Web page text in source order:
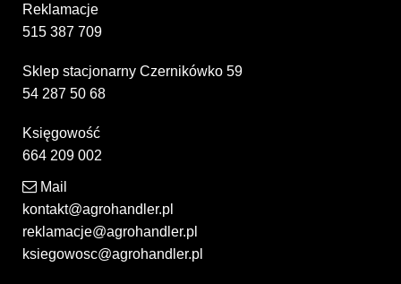
Reklamacje
515 387 709
Sklep stacjonarny Czernikówko 59
54 287 50 68
Księgowość
664 209 002
Mail
kontakt@agrohandler.pl
reklamacje@agrohandler.pl
ksiegowosc@agrohandler.pl